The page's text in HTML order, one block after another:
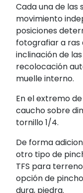
Cada una de
movimiento
posiciones
fotografiar a ras
inclinación de
recolocación
muelle interno.
En el extremo
caucho sobre
tornillo 1/4.
De forma
otro tipo de
TFS para
opción de
dura, piedra.